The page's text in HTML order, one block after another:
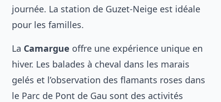
journée. La station de Guzet-Neige est idéale
pour les familles.
La Camargue offre une expérience unique en
hiver. Les balades à cheval dans les marais
gelés et l’observation des flamants roses dans
le Parc de Pont de Gau sont des activités